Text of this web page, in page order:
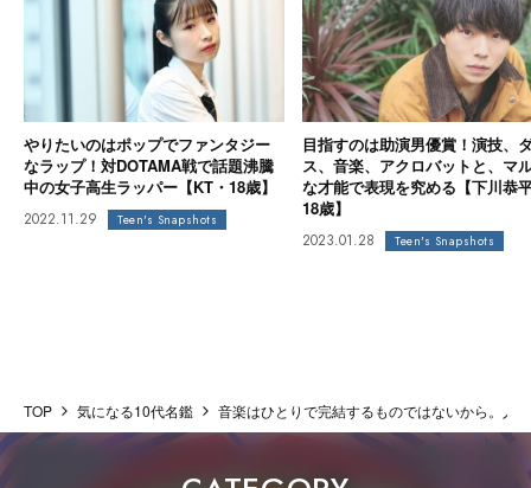
やりたいのはポップでファンタジー
なラップ！対DOTAMA戦で話題沸騰
中の女子高生ラッパー【KT・18歳】
2022.11.29 Teen's Snapshots
目指すのは助演男優賞！演技、
ス、音楽、アクロバットと、マ
な才能で表現を究める【下川恭
18歳】
2023.01.28 Teen's Snapshots
TOP 気になる10代名鑑 音楽はひとりで完結するものではないから。人